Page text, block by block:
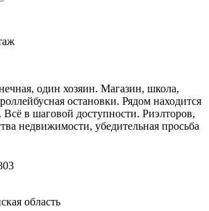
один хозяин. Магазин, школа,
остановки. Рядом находится
Всё в шаговой доступности. Риэлторов,
недвижимости, убедительная просьба
область